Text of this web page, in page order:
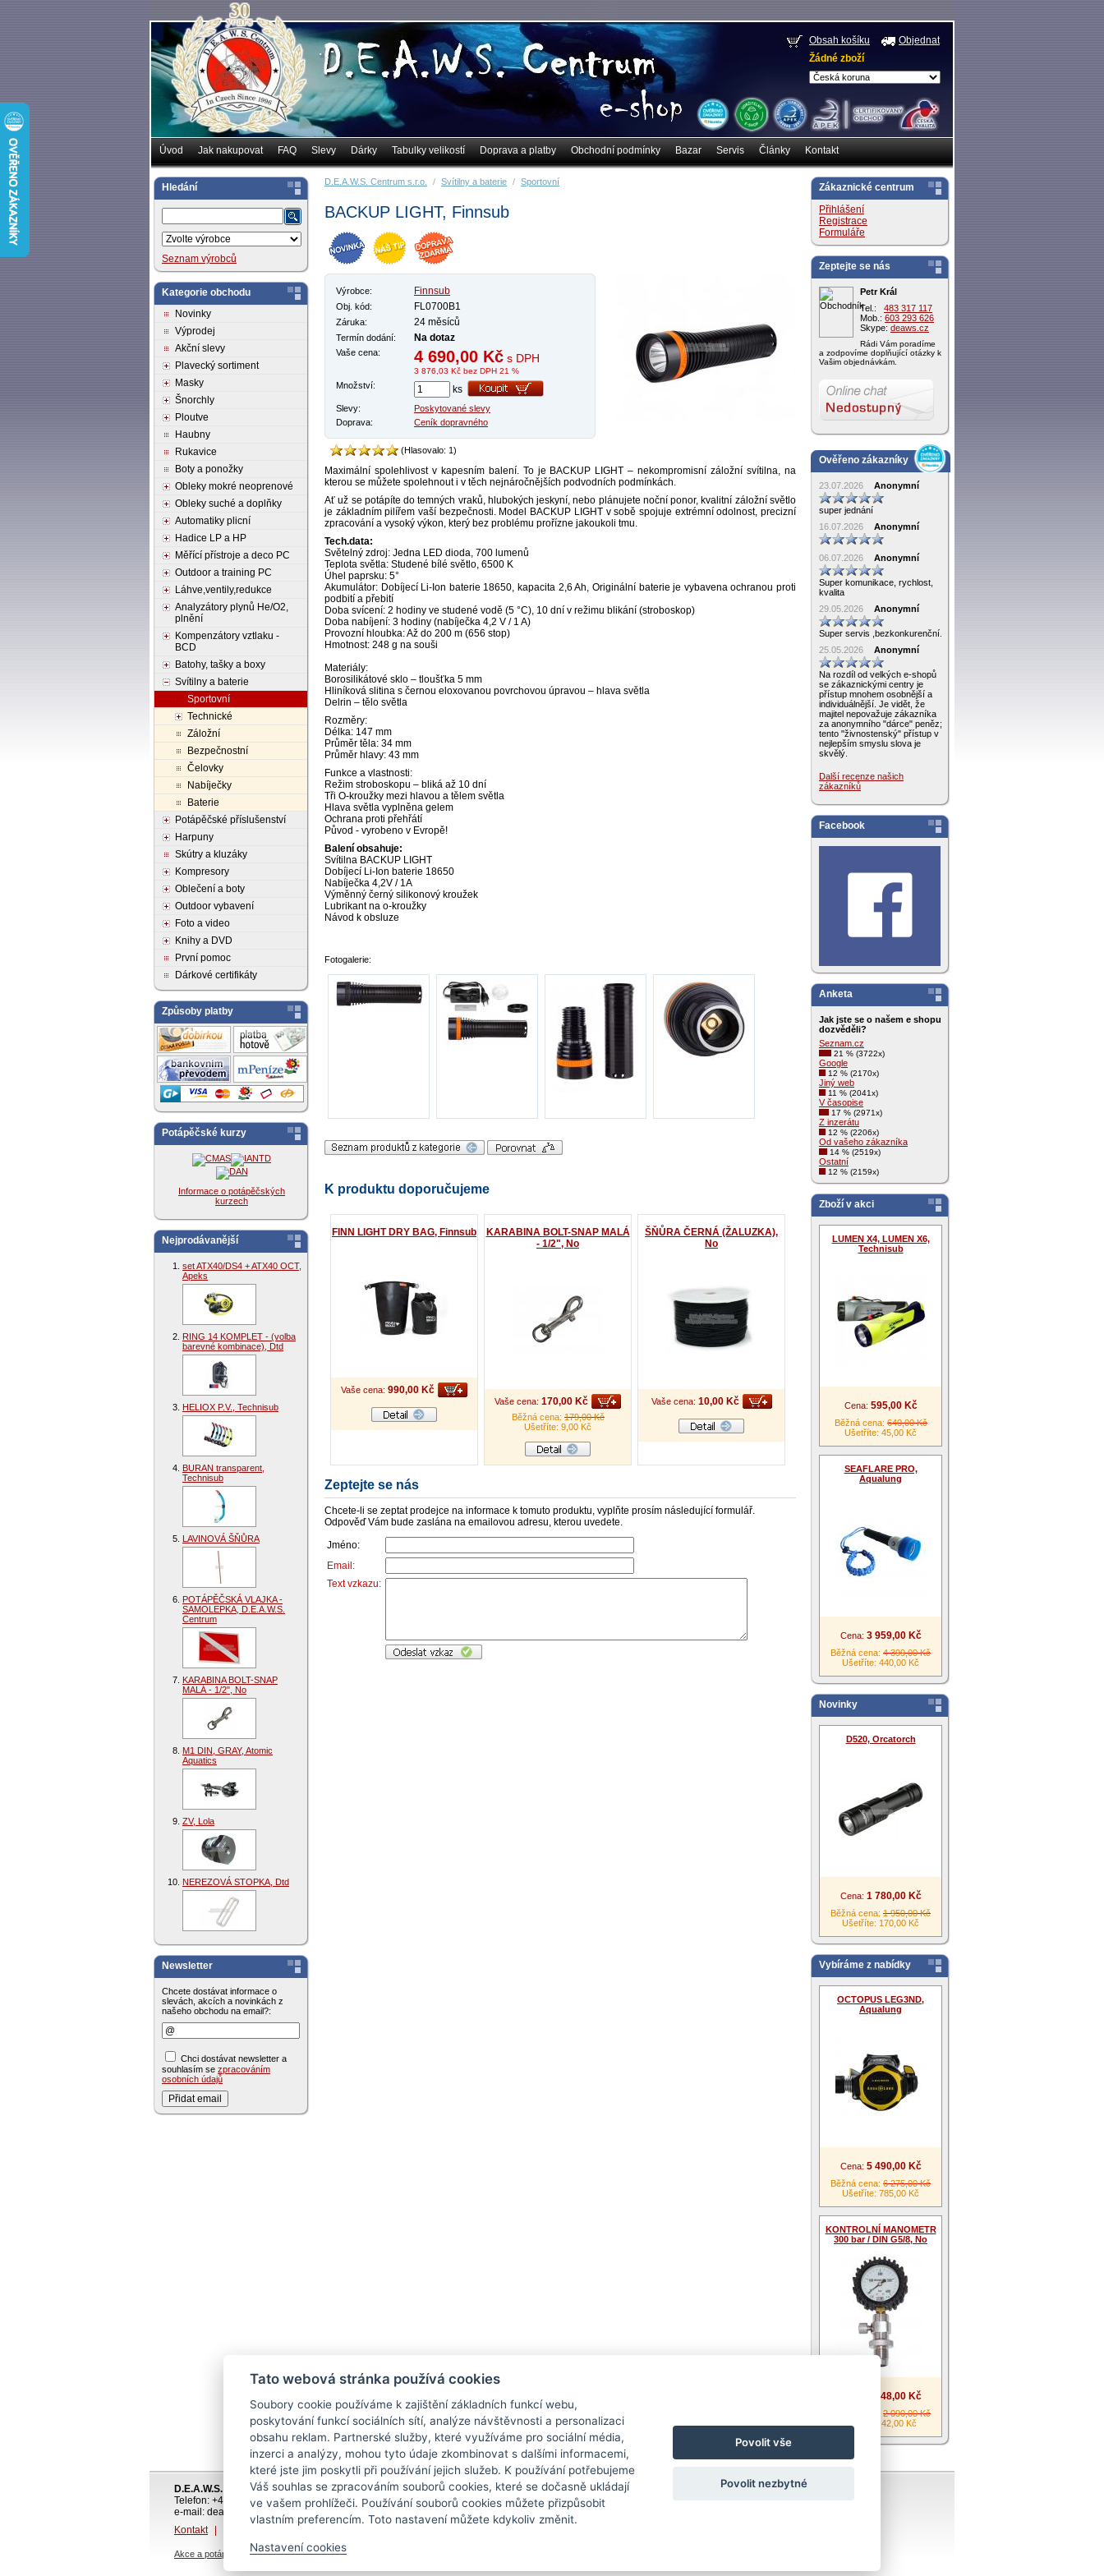
Obsah košíku
Objednat
Žádné zboží
Úvod Jak nakupovat FAQ Slevy Dárky Tabulky velikostí Doprava a platby Obchodní podmínky Bazar Servis Články Kontakt
Hledání
Seznam výrobců
Kategorie obchodu
Novinky
Výprodej
Akční slevy
Plavecký sortiment
Masky
Šnorchly
Ploutve
Haubny
Rukavice
Boty a ponožky
Obleky mokré neoprenové
Obleky suché a doplňky
Automatiky plicní
Hadice LP a HP
Měřící přístroje a deco PC
Outdoor a training PC
Láhve,ventily,redukce
Analyzátory plynů He/O2,
plnění
Kompenzátory vztlaku -
BCD
Batohy, tašky a boxy
Svítilny a baterie
Sportovní
Technické
Záložní
Bezpečnostní
Čelovky
Nabíječky
Baterie
Potápěčské příslušenství
Harpuny
Skútry a kluzáky
Kompresory
Oblečení a boty
Outdoor vybavení
Foto a video
Knihy a DVD
První pomoc
Dárkové certifikáty
Způsoby platby
Potápěčské kurzy
Informace o potápěčských
kurzech
Nejprodávanější
set ATX40/DS4 + ATX40 OCT,
Apeks
RING 14 KOMPLET - (volba
barevné kombinace), Dtd
HELIOX P.V., Technisub
BURAN transparent,
Technisub
LAVINOVÁ ŠŇŮRA
POTÁPĚČSKÁ VLAJKA -
SAMOLEPKA, D.E.A.W.S.
Centrum
KARABINA BOLT-SNAP
MALÁ - 1/2", No
M1 DIN, GRAY, Atomic
Aquatics
ZV, Lola
NEREZOVÁ STOPKA, Dtd
Newsletter
Chcete dostávat informace o
slevách, akcích a novinkách z
našeho obchodu na email?:
Chci dostávat newsletter a
souhlasím se zpracováním
osobních údajů
D.E.A.W.S. Centrum s.r.o. / Svítilny a baterie / Sportovní
BACKUP LIGHT, Finnsub
Výrobce: Finnsub
Obj. kód: FL0700B1
Záruka: 24 měsíců
Termín dodání: Na dotaz
Vaše cena: 4 690,00 Kč s DPH
3 876,03 Kč bez DPH 21 %
Množství: ks
Slevy:
Poskytované slevy
Doprava:
Ceník dopravného
(Hlasovalo: 1)
Maximální spolehlivost v kapesním balení. To je BACKUP LIGHT – nekompromisní záložní svítilna, na
kterou se můžete spolehnout i v těch nejnáročnějších podvodních podmínkách.
Ať už se potápíte do temných vraků, hlubokých jeskyní, nebo plánujete noční ponor, kvalitní záložní světlo
je základním pilířem vaší bezpečnosti. Model BACKUP LIGHT v sobě spojuje extrémní odolnost, precizní
zpracování a vysoký výkon, který bez problému prořízne jakoukoli tmu.
Tech.data:
Světelný zdroj: Jedna LED dioda, 700 lumenů
Teplota světla: Studené bílé světlo, 6500 K
Úhel paprsku: 5°
Akumulátor: Dobíjecí Li-Ion baterie 18650, kapacita 2,6 Ah, Originální baterie je vybavena ochranou proti
podbití a přebití
Doba svícení: 2 hodiny ve studené vodě (5 °C), 10 dní v režimu blikání (stroboskop)
Doba nabíjení: 3 hodiny (nabíječka 4,2 V / 1 A)
Provozní hloubka: Až do 200 m (656 stop)
Hmotnost: 248 g na souši
Materiály:
Borosilikátové sklo – tloušťka 5 mm
Hliníková slitina s černou eloxovanou povrchovou úpravou – hlava světla
Delrin – tělo světla
Rozměry:
Délka: 147 mm
Průměr těla: 34 mm
Průměr hlavy: 43 mm
Funkce a vlastnosti:
Režim stroboskopu – bliká až 10 dní
Tři O-kroužky mezi hlavou a tělem světla
Hlava světla vyplněna gelem
Ochrana proti přehřátí
Původ - vyrobeno v Evropě!
Balení obsahuje:
Svítilna BACKUP LIGHT
Dobíjecí Li-Ion baterie 18650
Nabíječka 4,2V / 1A
Výměnný černý silikonový kroužek
Lubrikant na o-kroužky
Návod k obsluze
Fotogalerie:
K produktu doporučujeme
FINN LIGHT DRY BAG, Finnsub
Vaše cena: 990,00 Kč
KARABINA BOLT-SNAP MALÁ
- 1/2", No
Vaše cena: 170,00 Kč
Běžná cena: 179,00 Kč
Ušetříte: 9,00 Kč
ŠŇŮRA ČERNÁ (ŽALUZKA),
No
Vaše cena: 10,00 Kč
Zeptejte se nás
Chcete-li se zeptat prodejce na informace k tomuto produktu, vyplňte prosím následující formulář.
Odpověď Vám bude zaslána na emailovou adresu, kterou uvedete.
Jméno:
Email:
Text vzkazu:
Zákaznické centrum
Přihlášení
Registrace
Formuláře
Zeptejte se nás
Petr Král
Tel.: 483 317 117
Mob.: 603 293 626
Skype: deaws.cz
Rádi Vám poradíme
a zodpovíme doplňující otázky k
Vašim objednávkám.
Ověřeno zákazníky
23.07.2026 Anonymní
super jednání
16.07.2026
Anonymní
06.07.2026 Anonymní
Super komunikace, rychlost,
kvalita
29.05.2026
Anonymní
Super servis ,bezkonkurenční.
25.05.2026
Anonymní
Na rozdíl od velkých e-shopů
se zákaznickými centry je
přístup mnohem osobnější a
individuálnější. Je vidět, že
majitel nepovažuje zákazníka
za anonymního "dárce" peněz;
tento "živnostenský" přístup v
nejlepším smyslu slova je
skvělý.
Další recenze našich
zákazníků
Facebook
Anketa
Jak jste se o našem e shopu
dozvěděli?
Seznam.cz
21 % (3722x)
Google
12 % (2170x)
Jiný web
11 % (2041x)
V časopise
17 % (2971x)
Z inzerátu
12 % (2206x)
Od vašeho zákazníka
14 % (2519x)
Ostatní
12 % (2159x)
Zboží v akci
LUMEN X4, LUMEN X6,
Technisub
Cena: 595,00 Kč
Běžná cena: 640,00 Kč
Ušetříte: 45,00 Kč
SEAFLARE PRO,
Aqualung
Cena: 3 959,00 Kč
Běžná cena: 4 399,00 Kč
Ušetříte: 440,00 Kč
Novinky
D520, Orcatorch
Cena: 1 780,00 Kč
Běžná cena: 1 950,00 Kč
Ušetříte: 170,00 Kč
Vybíráme z nabídky
OCTOPUS LEG3ND,
Aqualung
Cena: 5 490,00 Kč
Běžná cena: 6 275,00 Kč
Ušetříte: 785,00 Kč
KONTROLNÍ MANOMETR
300 bar / DIN G5/8, No
2 048,00 Kč
2 090,00 Kč
Ušetříte: 42,00 Kč
D.E.A.W.S. Centrum s.r.o.
Telefon: +420 483 317 117
e-mail: deaws@deaws.cz
Kontakt
Akce a potápěčské zájezdy • UW fotografie P.K.
Tato webová stránka používá cookies
Soubory cookie používáme k zajištění základních funkcí webu,
poskytování funkcí sociálních sítí, analýze návštěvnosti a personalizaci
obsahu reklam. Partnerské služby, které využíváme pro sociální média,
inzerci a analýzy, mohou tyto údaje zkombinovat s dalšími informacemi,
které jste jim poskytli při používání jejich služeb. K používání potřebujeme
Váš souhlas se zpracováním souborů cookies, které se dočasně ukládají
ve vašem prohlížeči. Používání souborů cookies můžete přizpůsobit
vlastním preferencím. Toto nastavení můžete kdykoliv změnit.
Nastavení cookies
Povolit vše
Povolit nezbytné